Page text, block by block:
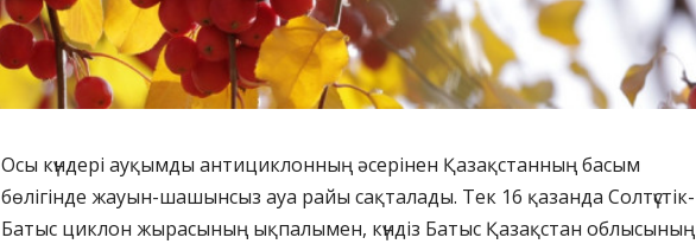
Осы күндері ауқымды антициклонның әсерінен Қазақстанның басым
бөлігінде жауын-шашынсыз ауа райы сақталады. Тек 16 қазанда Солтүстік-
Батыс циклон жырасының ықпалымен, күндіз Батыс Қазақстан облысының